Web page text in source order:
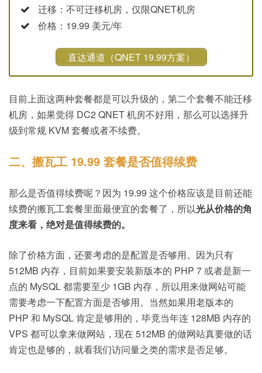
迁移：不可迁移机房，仅限QNET机房
价格：19.99 美元/年
直达通道（QNET 19.99方案）
目前上面这两种套餐都是可以升级的，第二个套餐不能迁移
机房，如果觉得 DC2 QNET 机房不好用，那么可以选择升
级到常规 KVM 套餐或者不续费。
二、搬瓦工 19.99 套餐是否值得续费
那么是否值得续费呢？因为 19.99 这个价格应该是目前还能
续费的搬瓦工套餐里面最便宜的套餐了，所以光从价格的角
度来看，绝对是值得续费的。
除了价格方面，还要考虑的是配置是否够用。因为只有
512MB 内存，目前如果要安装新版本的 PHP 7 或者是新一
点的 MySQL 都需要至少 1GB 内存，所以用来做网站可能
需要考虑一下配置方面是否够用。当然如果用老版本的
PHP 和 MySQL 肯定是够用的，毕竟当年连 128MB 内存的
VPS 都可以拿来做网站，现在 512MB 的做网站真要做的话
肯定也是够的，就看我们访问量之类的需求是否足够。